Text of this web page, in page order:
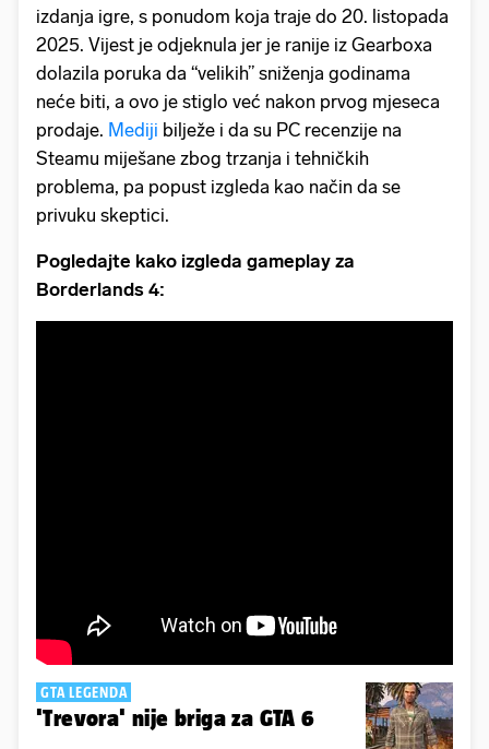
izdanja igre, s ponudom koja traje do 20. listopada
2025. Vijest je odjeknula jer je ranije iz Gearboxa
dolazila poruka da “velikih” sniženja godinama
neće biti, a ovo je stiglo već nakon prvog mjeseca
prodaje. Mediji bilježe i da su PC recenzije na
Steamu miješane zbog trzanja i tehničkih
problema, pa popust izgleda kao način da se
privuku skeptici.
Pogledajte kako izgleda gameplay za
Borderlands 4:
GTA LEGENDA
'Trevora' nije briga za GTA 6